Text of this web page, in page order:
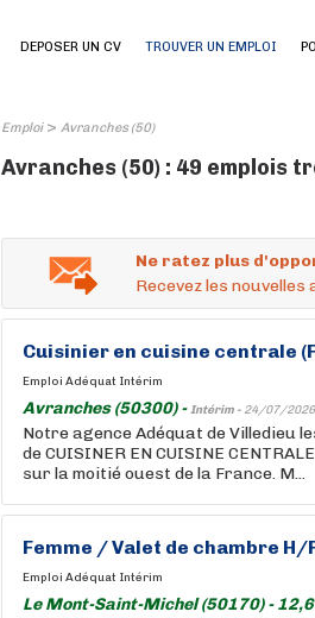
DEPOSER UN CV TROUVER UN EMPLOI
Emploi> Avranches (50)
Avranches (50) : 49 emplois
Ne ratez plus
Recevez les
Cuisinier en cuisine centrale
Emploi Adéquat Intérim
Avranches (50300) -Intérim - 24/07/2026
Notre agence Adéquat de Villedieu
de CUISINER EN CUISINE
sur la moitié ouest de la France. M...
Femme / Valet de chambre H/
Emploi Adéquat Intérim
Le Mont-Saint-Michel (50170) -